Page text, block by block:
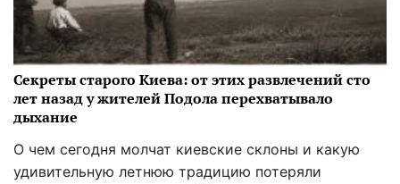
Секреты старого Киева: от этих развлечений сто
лет назад у жителей Подола перехватывало
дыхание
О чем сегодня молчат киевские склоны и какую
удивительную летнюю традицию потеряли